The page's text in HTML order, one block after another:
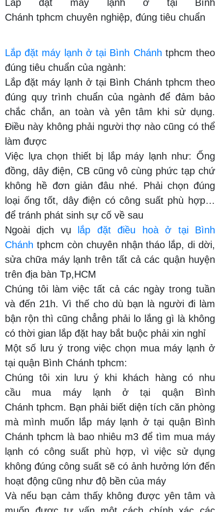
Lắp đặt máy lạnh ở tại Bình
Chánh tphcm chuyên nghiệp, đúng tiêu chuẩn
Lắp đặt máy lạnh ở tại Bình Chánh tphcm theo
đúng tiêu chuẩn của ngành:
Lắp đặt máy lạnh ở tại Bình Chánh tphcm theo
đúng quy trình chuẩn của ngành để đảm bảo
chắc chắn, an toàn và yên tâm khi sử dụng.
Điều này không phải người thợ nào cũng có thể
làm được
Việc lựa chọn thiết bị lắp máy lạnh như: Ống
đồng, dây điện, CB cũng vô cùng phức tạp chứ
không hề đơn giản đâu nhé. Phải chọn đúng
loại ống tốt, dây điện có công suất phù hợp…
để tránh phát sinh sự cố về sau
Ngoài dịch vụ lắp đặt điều hoà ở tại Bình
Chánh tphcm còn chuyên nhận tháo lắp, di dời,
sửa chữa máy lạnh trên tất cả các quận huyện
trên địa bàn Tp,HCM
Chúng tôi làm việc tất cả các ngày trong tuần
và đến 21h. Vì thế cho dù bạn là người đi làm
bận rộn thì cũng chẳng phải lo lắng gì là không
có thời gian lắp đặt hay bắt buộc phải xin nghỉ
Một số lưu ý trong việc chọn mua máy lạnh ở
tại quận Bình Chánh tphcm:
Chúng tôi xin lưu ý khi khách hàng có nhu
cầu mua máy lạnh ở tại quận Bình
Chánh tphcm. Bạn phải biết diện tích căn phòng
mà mình muốn lắp máy lạnh ở tại quận Bình
Chánh tphcm là bao nhiêu m3 để tìm mua máy
lạnh có công suất phù hợp, vì việc sử dụng
không đúng công suất sẽ có ảnh hưởng lớn đến
hoạt động cũng như độ bền của máy
Và nếu bạn cảm thấy không được yên tâm và